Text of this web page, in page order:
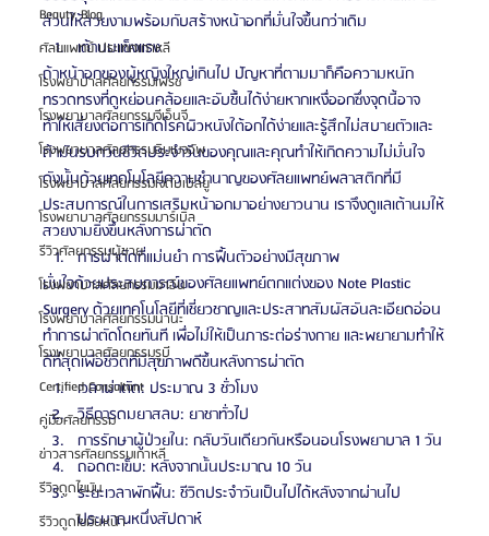
Beauty Blog
ศัลยแพทย์ ประเทศเกาหลี
โรงพยาบาลศัลยกรรมเฟรช
โรงพยาบาลศัลยกรรมจีเอ็นจี
โรงพยาบาลศัลยกรรมอิมเมจอัพ
โรงพยาบาลศัลยกรรมเจดับเบิลยู
โรงพยาบาลศัลยกรรมมาร์เบิ้ล
รีวิวศัลยกรรมผู้ชาย
โรงพยาบาลศัลยกรรมมาอิน
โรงพยาบาลศัลยกรรมนานะ
โรงพยาบาลศัลยกรรมรูบี
Certified Consultant
คู่มือศัลยกรรม
ข่าวสารศัลยกรรมเกาหลี
รีวิวดูดไขมัน
รีวิวดูดไขมันหน้า
ส่วนให้สวยงามพร้อมกับสร้างหน้าอกที่มั่นใจขึ้นกว่าเดิม
เต้านมแข็งแรง
ถ้าหน้าอกของผู้หญิงใหญ่เกินไป ปัญหาที่ตามมาก็คือความหนัก
ทรวดทรงที่ดูหย่อนคล้อยและอับชื้นได้ง่ายหากเหงื่ออกซึ่งจุดนี้อาจ
ทำให้เสี่ยงต่อการเกิดโรคผิวหนังใต้อกได้ง่ายและรู้สึกไม่สบายตัวและ
ถ้ามันรบกวนชีวิตประจำวันของคุณและคุณทำให้เกิดความไม่มั่นใจ
ดังนั้นด้วยเทคโนโลยีความชำนาญของศัลยแพทย์พลาสติกที่มี
ประสบการณ์ในการเสริมหน้าอกมาอย่างยาวนาน เราจึงดูแลเต้านมให้
สวยงามยิ่งขึ้นหลังการผ่าตัด
การผ่าตัดที่แม่นยำ การฟื้นตัวอย่างมีสุขภาพ
มั่นใจด้วยประสบการณ์ของศัลยแพทย์ตกแต่งของ Note Plastic
Surgery ด้วยเทคโนโลยีที่เชี่ยวชาญและประสาทสัมผัสอันละเอียดอ่อน
ทำการผ่าตัดโดยทันที เพื่อไม่ให้เป็นภาระต่อร่างกาย และพยายามทำให้
ดีที่สุดเพื่อชีวิตที่มีสุขภาพดีขึ้นหลังการผ่าตัด
เวลาผ่าตัด: ประมาณ 3 ชั่วโมง
วิธีการดมยาสลบ: ยาชาทั่วไป
การรักษาผู้ป่วยใน: กลับวันเดียวกันหรือนอนโรงพยาบาล 1 วัน
ถอดตะเข็บ: หลังจากนั้นประมาณ 10 วัน
ระยะเวลาพักฟื้น: ชีวิตประจำวันเป็นไปได้หลังจากผ่านไป
ประมาณหนึ่งสัปดาห์